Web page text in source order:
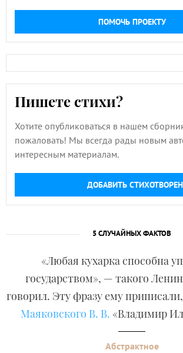
ПОМОЧЬ ПРОЕКТУ
Пишете стихи?
Хотите опубликоваться в нашем
пожаловать! Мы всегда рады новым
интересным материалам.
ДОБАВИТЬ
5 СЛУЧАЙНЫХ ФАКТОВ
«Любая кухарка способна
государством», — такого
говорил. Эту фразу ему
Маяковского В. В. «Владимир
Абстрактное